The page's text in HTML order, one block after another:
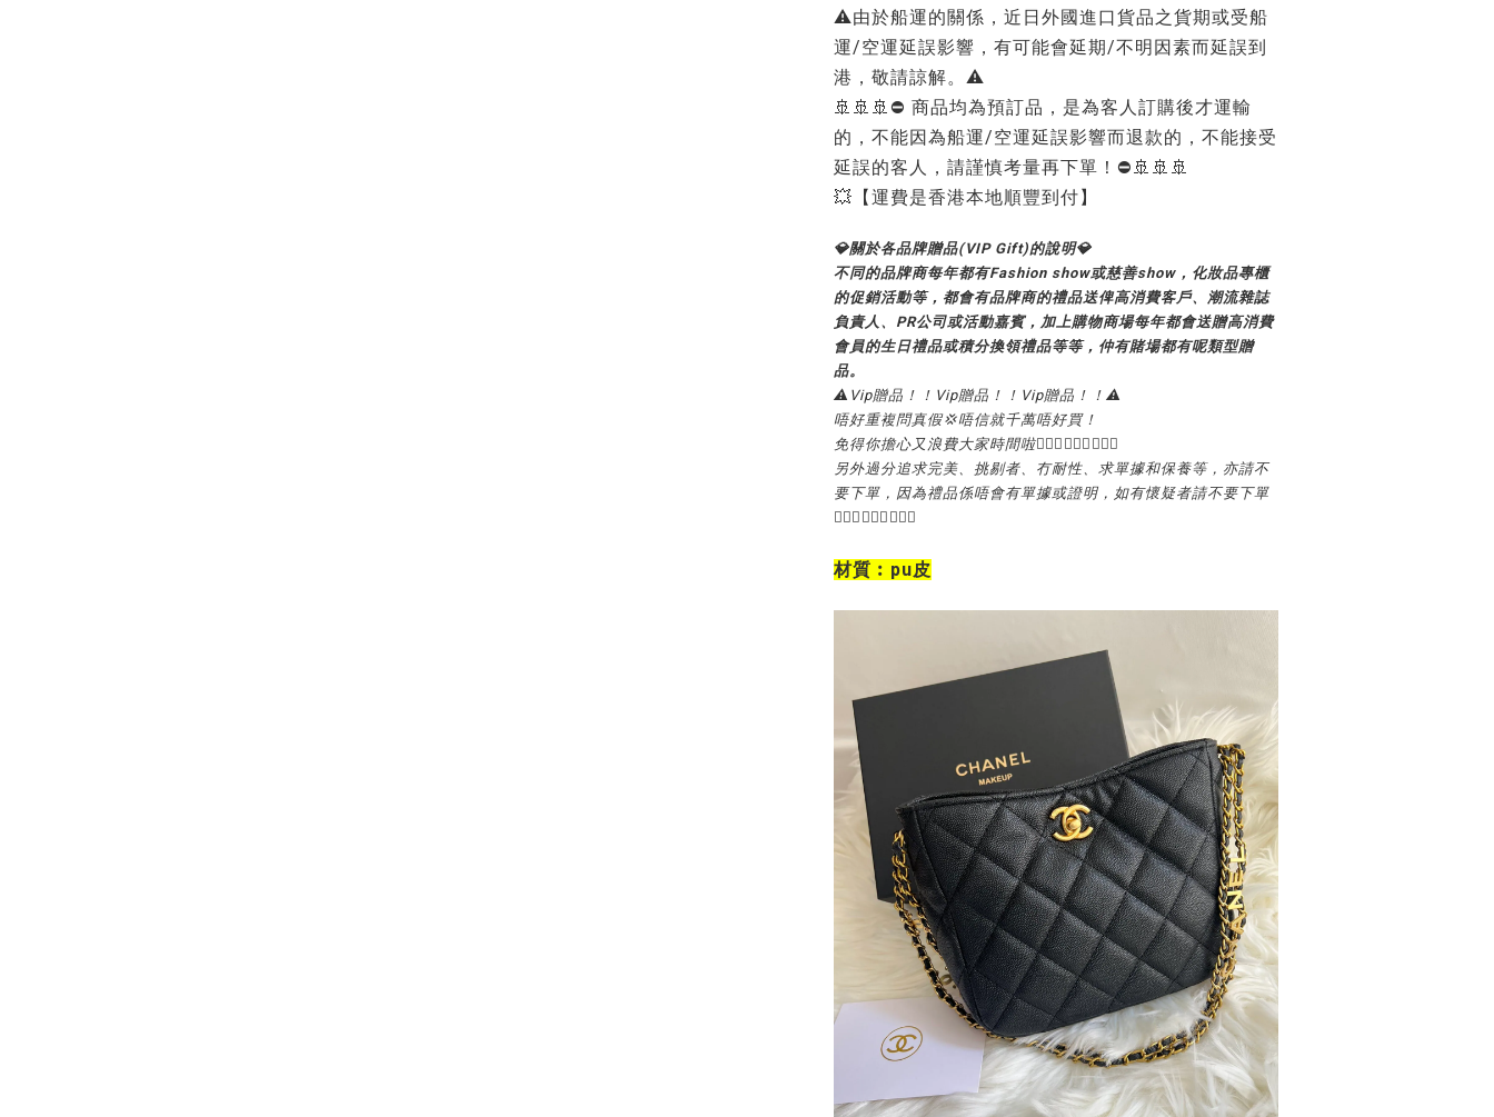
⚠️由於船運的關係，近日外國進口貨品之貨期或受船
運/空運延誤影響，有可能會延期/不明因素而延誤到
港，敬請諒解。⚠️
🚢🚢🚢⛔ 商品均為預訂品，是為客人訂購後才運輸
的，不能因為船運/空運延誤影響而退款的，不能接受
延誤的客人，請謹慎考量再下單！⛔🚢🚢🚢
💥【運費是香港本地順豐到付】
💎關於各品牌贈品(VIP Gift)的說明💎
不同的品牌商每年都有Fashion show或慈善show，化妝品專櫃
的促銷活動等，都會有品牌商的禮品送俾高消費客戶、潮流雜誌
負責人、PR公司或活動嘉賓，加上購物商場每年都會送贈高消費
會員的生日禮品或積分換領禮品等等，仲有賭場都有呢類型贈
品。
⚠️Vip贈品！！Vip贈品！！Vip贈品！！⚠️
唔好重複問真假💢唔信就千萬唔好買！
免得你擔心又浪費大家時間啦💁🏻‍♀💁🏻‍♀💁🏻‍♀
另外過分追求完美、挑剔者、冇耐性、求單據和保養等，亦請不
要下單，因為禮品係唔會有單據或證明，如有懷疑者請不要下單
🙇🏻‍♀️🙇🏻‍♀️🙇🏻‍♀️
材質︰pu皮